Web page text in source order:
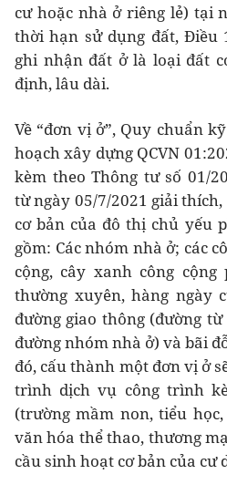
cư hoặc nhà ở riêng lẻ) tại
thời hạn sử dụng đất, Điều
ghi nhận đất ở là loại đất
định, lâu dài.
Về “đơn vị ở”, Quy chuẩn
hoạch xây dựng QCVN
kèm theo Thông tư số 01/
từ ngày 05/7/2021 giải
cơ bản của đô thị chủ yếu
gồm: Các nhóm nhà ở; các
cộng, cây xanh công
thường xuyên, hàng ngày
đường giao thông (đường
đường nhóm nhà ở) và bãi
đó, cấu thành một đơn vị ở
trình dịch vụ công trình
(trường mầm non, tiểu
văn hóa thể thao, thương
cầu sinh hoạt cơ bản của cư